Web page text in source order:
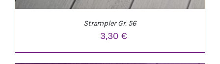
Strampler Gr. 56
3,30€